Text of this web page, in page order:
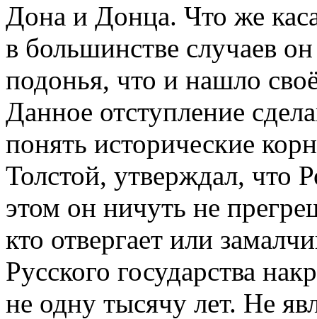
Дона и Донца. Что же
в большинстве случаев
подонья, что и нашло
Данное отступление
понять исторические
Толстой, утверждал, что
этом он ничуть не
кто отвергает или
Русского государства
не одну тысячу лет. Не